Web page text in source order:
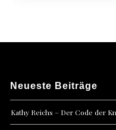
Neueste Beiträge
Kathy Reichs – Der Code der